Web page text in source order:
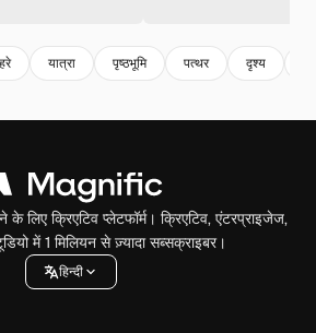
हरे यात्रा पृष्ठभूमि पत्थर दृश्य
लिए क्रिएटिव प्लेटफॉर्म। क्रिएटिव, एंटरप्राइजेज,
में 1 मिलियन से ज़्यादा सब्सक्राइबर।
हिन्दी